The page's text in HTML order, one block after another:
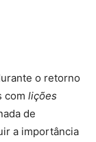
o retorno
com lições
de
a importância